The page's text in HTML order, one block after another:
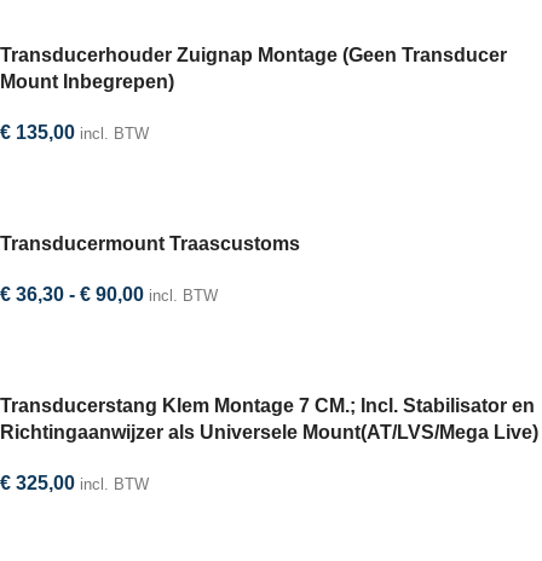
Transducerhouder Zuignap Montage (Geen Transducer
Mount Inbegrepen)
€ 135,00 incl. BTW
Transducermount Traascustoms
€ 36,30 - € 90,00 incl. BTW
Transducerstang Klem Montage 7 CM.; Incl. Stabilisator en
Richtingaanwijzer als Universele Mount(AT/LVS/Mega Live)
€ 325,00 incl. BTW